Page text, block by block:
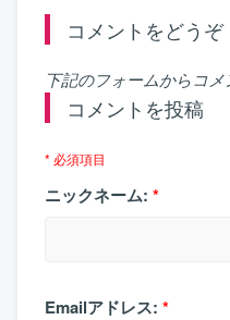
コメントをどうぞ
下記のフォームからコメ
コメントを投稿
* 必須項目
ニックネーム: *
Emailアドレス: *